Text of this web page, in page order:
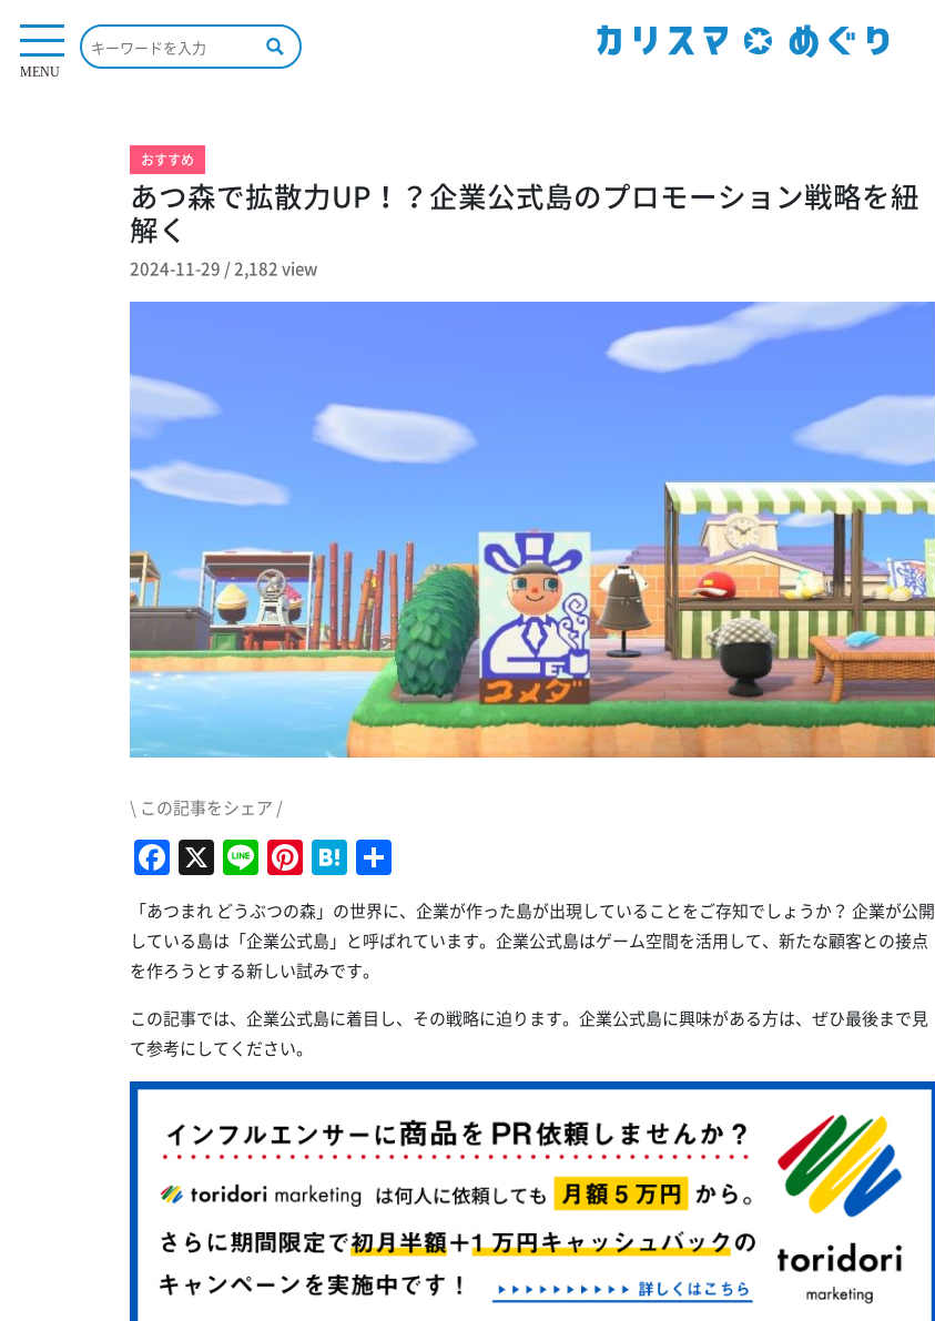
MENU
おすすめ
あつ森で拡散力UP！？企業公式島のプロモーション戦略を紐
解く
2024-11-29 /2,182 view
\ この記事をシェア /
Facebook
X LinePinterest
Hatena
有
「あつまれ どうぶつの森」の世界に、企業が作った島が出現していることをご存知でしょうか？ 企業が公開
している島は「企業公式島」と呼ばれています。企業公式島はゲーム空間を活用して、新たな顧客との接点
を作ろうとする新しい試みです。
この記事では、企業公式島に着目し、その戦略に迫ります。企業公式島に興味がある方は、ぜひ最後まで見
て参考にしてください。